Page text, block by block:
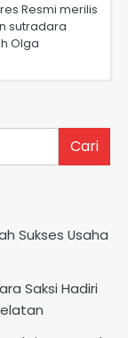
Resmi merilis
sutradara
Olga
Cari
Sukses Usaha
Saksi Hadiri